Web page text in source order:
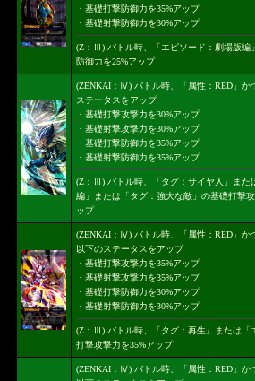
・基礎打撃防御力を35%アップ
・基礎射撃防御力を30%アップ
(Z：Ⅲ) バトル時、「エピソード：劇場版編
防御力を25%アップ
(ZENKAI：Ⅳ) バトル時、「属性：RED」か
ステータスをアップ
・基礎打撃攻撃力を30%アップ
・基礎射撃攻撃力を30%アップ
・基礎打撃防御力を35%アップ
・基礎射撃防御力を35%アップ
(Z：Ⅲ) バトル時、「タグ：サイヤ人」また
編」または「タグ：強大な敵」の基礎打撃
ップ
(ZENKAI：Ⅳ) バトル時、「属性：RED」か
以下のステータスをアップ
・基礎打撃攻撃力を35%アップ
・基礎射撃攻撃力を35%アップ
・基礎打撃防御力を30%アップ
・基礎射撃防御力を30%アップ
(Z：Ⅲ) バトル時、「タグ：再生」または「
打撃攻撃力を35%アップ
(ZENKAI：Ⅳ) バトル時、「属性：RED」か